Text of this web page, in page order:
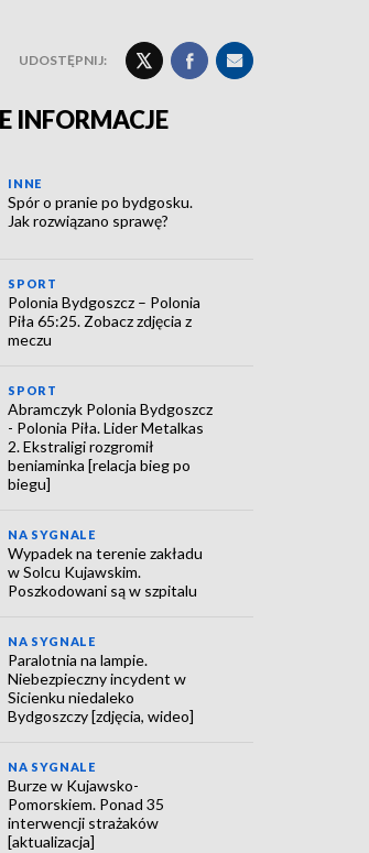
UDOSTĘPNIJ:
INFORMACJE
INNE
Spór o pranie po bydgosku.
Jak rozwiązano sprawę?
SPORT
Polonia Bydgoszcz – Polonia
Piła 65:25. Zobacz zdjęcia z
meczu
SPORT
Abramczyk Polonia Bydgoszcz
- Polonia Piła. Lider Metalkas
2. Ekstraligi rozgromił
beniaminka [relacja bieg po
biegu]
NA SYGNALE
Wypadek na terenie zakładu
w Solcu Kujawskim.
Poszkodowani są w szpitalu
NA SYGNALE
Paralotnia na lampie.
Niebezpieczny incydent w
Sicienku niedaleko
Bydgoszczy [zdjęcia, wideo]
NA SYGNALE
Burze w Kujawsko-
Pomorskiem. Ponad 35
interwencji strażaków
[aktualizacja]